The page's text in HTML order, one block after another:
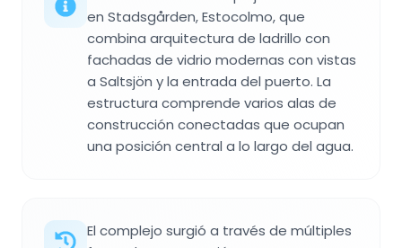
en Stadsgården, Estocolmo, que
combina arquitectura de ladrillo con
fachadas de vidrio modernas con vistas
a Saltsjön y la entrada del puerto. La
estructura comprende varios alas de
construcción conectadas que ocupan
una posición central a lo largo del agua.
El complejo surgió a través de múltiples